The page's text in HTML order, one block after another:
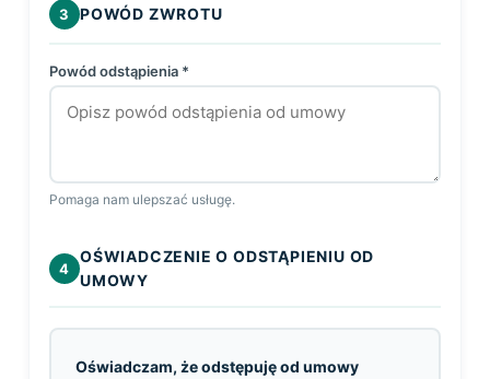
3 POWÓD ZWROTU
Powód odstąpienia *
Pomaga nam ulepszać usługę.
4
OŚWIADCZENIE O ODSTĄPIENIU OD
UMOWY
Oświadczam, że odstępuję od umowy